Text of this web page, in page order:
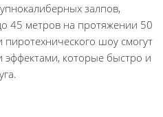
залпов,
45 метров на протяжении 50
пиротехнического шоу смогут
которые быстро и